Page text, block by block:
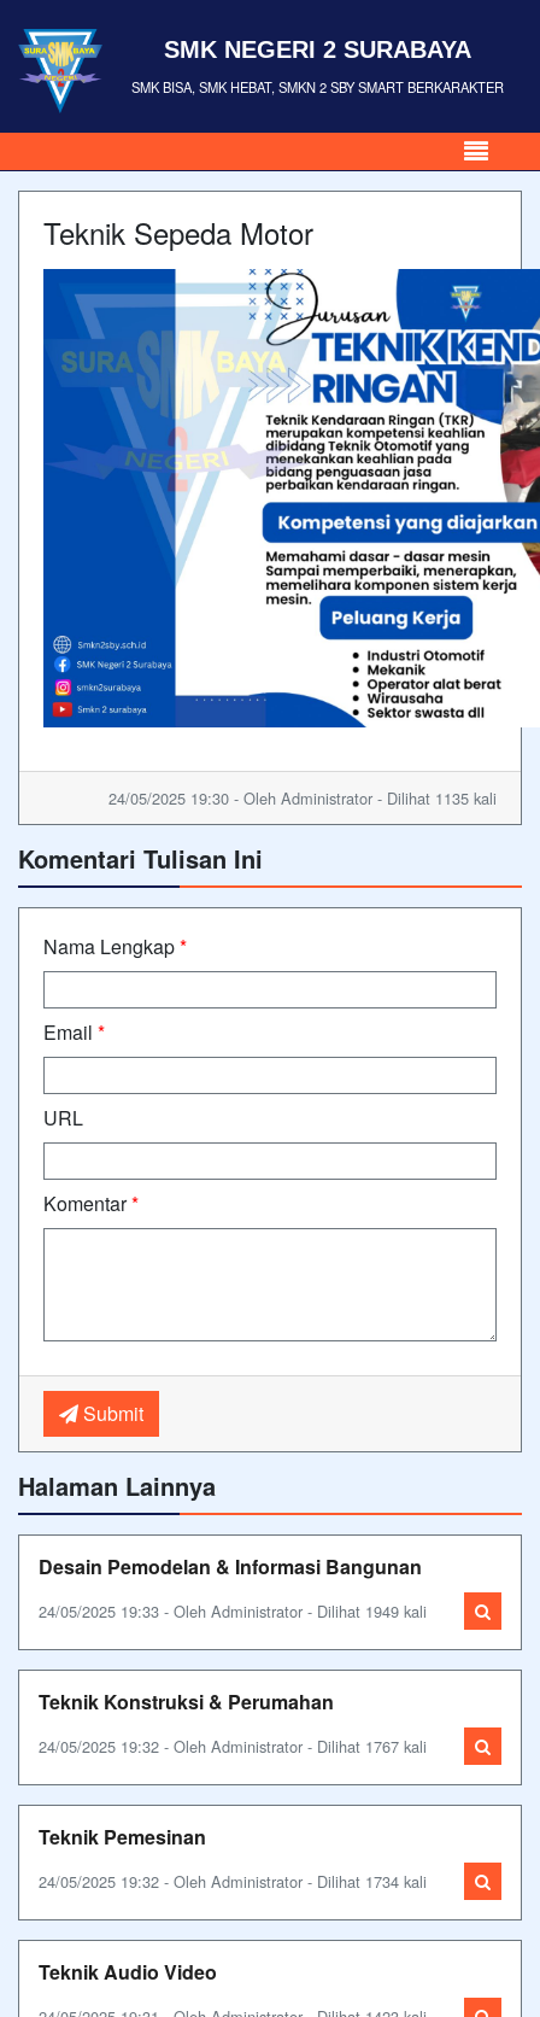
SMK NEGERI 2 SURABAYA
SMK BISA, SMK HEBAT, SMKN 2 SBY SMART BERKARAKTER
Teknik Sepeda Motor
24/05/2025 19:30 - Oleh Administrator - Dilihat 1135 kali
Komentari Tulisan Ini
Nama Lengkap*
Email *
URL
Komentar*
Submit
Halaman Lainnya
Desain Pemodelan & Informasi Bangunan
24/05/2025 19:33 - Oleh Administrator - Dilihat 1949 kali
Teknik Konstruksi & Perumahan
24/05/2025 19:32 - Oleh Administrator - Dilihat 1767 kali
Teknik Pemesinan
24/05/2025 19:32 - Oleh Administrator - Dilihat 1734 kali
Teknik Audio Video